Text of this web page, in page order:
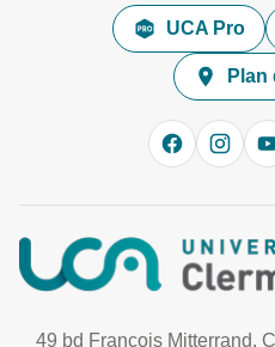
UCA Pro
Plan
49 bd François Mitterrand,